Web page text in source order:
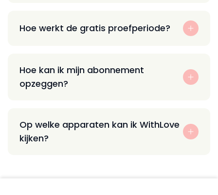
Hoe werkt de gratis proefperiode?
Hoe kan ik mijn abonnement
opzeggen?
Op welke apparaten kan ik WithLove
kijken?